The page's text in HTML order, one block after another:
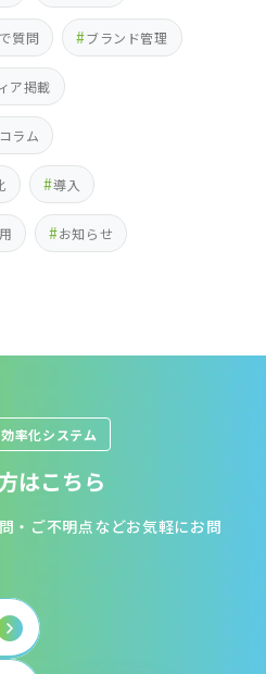
質問 ブランド管理
ア掲載
コラム
導入
お知らせ
率化システム
はこちら
・ご不明点などお気軽にお問